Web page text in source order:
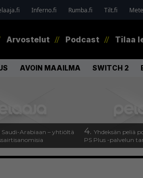
Inferno.fi Rumba.fi Tilt.fi
Arvostelut Podcast Tilaa
AVOIN MAAILMA SWITCH 2
Arabiaan – yhtiöltä
4. Yhdeksän peliä
PS Plus -palvelun